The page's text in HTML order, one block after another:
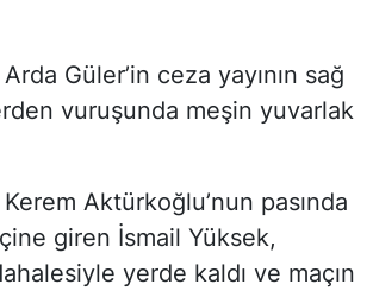
Güler’in ceza yayının sağ
vuruşunda meşin yuvarlak
Aktürkoğlu’nun pasında
giren İsmail Yüksek,
yerde kaldı ve maçın